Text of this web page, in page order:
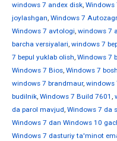
windows 7 andex disk, Windows
joylashgan, Windows 7
Windows 7 avtologi, windows 7
barcha versiyalari, windows 7
7 bepul yuklab olish, Windows 7
Windows 7 Bios, Windows 7
windows 7 brandmaur, windows
budilnik, Windows 7 Build 7601 ,
da parol mavjud, Windows 7 da
Windows 7 dan Windows 10
Windows 7 dasturiy ta'minot